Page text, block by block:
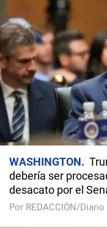
WASHINGTON
debería ser
desacato por el
Por REDACCIÓN/